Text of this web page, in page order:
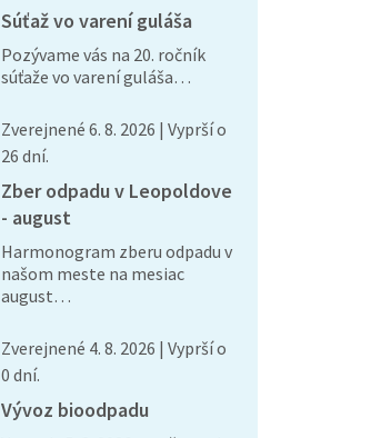
Súťaž vo varení guláša
Pozývame vás na 20. ročník
súťaže vo varení guláša…
Zverejnené 6. 8. 2026 | Vyprší o
26 dní.
Zber odpadu v Leopoldove
- august
Harmonogram zberu odpadu v
našom meste na mesiac
august…
Zverejnené 4. 8. 2026 | Vyprší o
0 dní.
Vývoz bioodpadu